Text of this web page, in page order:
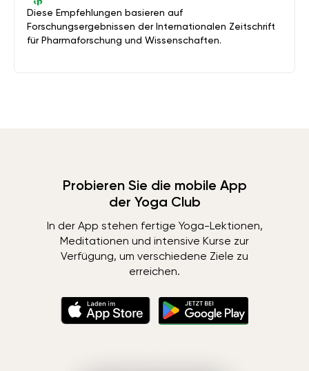
Diese Empfehlungen basieren auf
Forschungsergebnissen der Internationalen Zeitschrift
für Pharmaforschung und Wissenschaften.
Probieren Sie die mobile App
der Yoga Club
In der App stehen fertige Yoga-Lektionen,
Meditationen und intensive Kurse zur
Verfügung, um verschiedene Ziele zu
erreichen.